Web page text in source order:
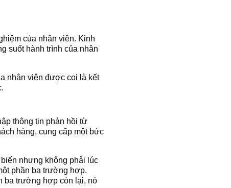
của nhân viên. Kinh
suốt hành trình của nhân
nhân viên được coi là kết
thông tin phản hồi từ
hàng, cung cấp một bức
nhưng không phải lúc
phần ba trường hợp.
ba trường hợp còn lại, nó